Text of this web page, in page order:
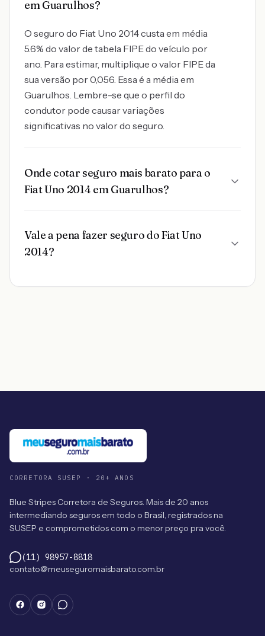
em Guarulhos?
O seguro do Fiat Uno 2014 custa em média
5.6% do valor de tabela FIPE do veículo por
ano. Para estimar, multiplique o valor FIPE da
sua versão por 0,056. Essa é a média em
Guarulhos. Lembre-se que o perfil do
condutor pode causar variações
significativas no valor do seguro.
Onde cotar seguro mais barato para o
Fiat Uno 2014 em Guarulhos?
Vale a pena fazer seguro do Fiat Uno
2014?
CORRETORA SUSEP · 20+ ANOS
Blue Stripes Corretora de Seguros. Mais de 20 anos
intermediando seguros em todo o Brasil, registrados na
SUSEP e comprometidos com o menor preço pra você.
(11) 98957-8818
contato@meuseguromaisbarato.com.br